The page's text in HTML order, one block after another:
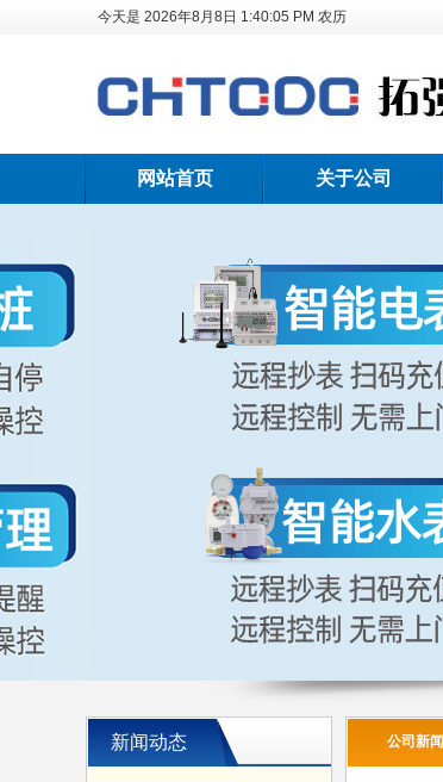
今天是 2026年8月8日 1:40:06 PM 农历
网站首页 关于公司
新闻动态 公司新闻